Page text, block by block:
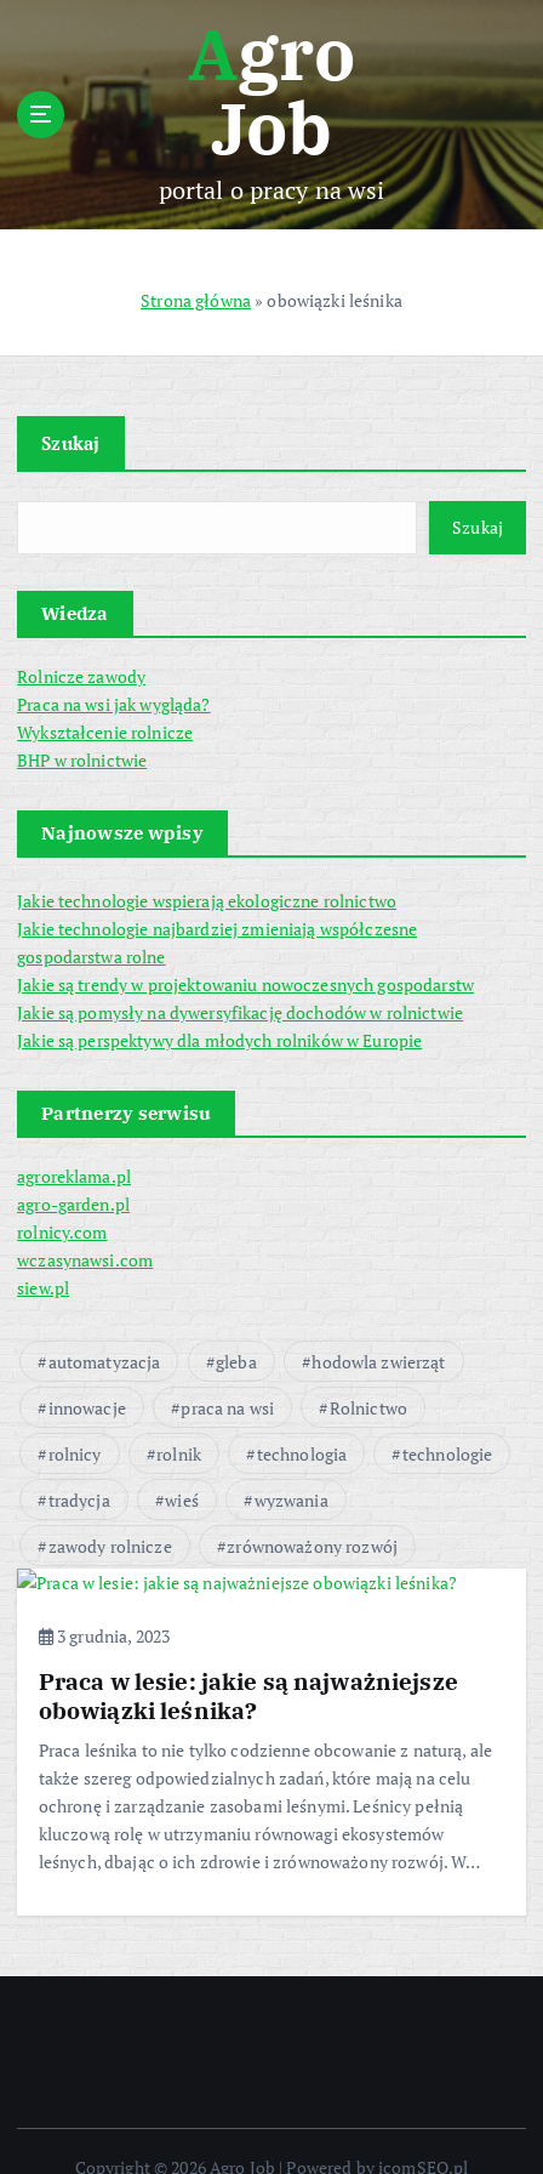
p
t
c
n
Agro
Job
portal o pracy na wsi
Strona główna »obowiązki leśnika
Szukaj
Szukaj
Wiedza
Rolnicze zawody
Praca na wsi jak wygląda?
Wykształcenie rolnicze
BHP w rolnictwie
Najnowsze wpisy
Jakie technologie wspierają ekologiczne rolnictwo
Jakie technologie najbardziej zmieniają współczesne
gospodarstwa rolne
Jakie są trendy w projektowaniu nowoczesnych gospodarstw
Jakie są pomysły na dywersyfikację dochodów w rolnictwie
Jakie są perspektywy dla młodych rolników w Europie
Partnerzy serwisu
agroreklama.pl
agro-garden.pl
rolnicy.com
wczasynawsi.com
siew.pl
automatyzacja gleba
hodowla zwierząt
innowacje
praca na wsi
Rolnictwo
rolnicy
rolnik technologia
technologie
tradycja
wieś
wyzwania
zawody rolnicze
zrównoważony rozwój
3 grudnia, 2023
Praca w lesie: jakie są najważniejsze
obowiązki leśnika?
Praca leśnika to nie tylko codzienne obcowanie z naturą, ale
także szereg odpowiedzialnych zadań, które mają na celu
ochronę i zarządzanie zasobami leśnymi. Leśnicy pełnią
kluczową rolę w utrzymaniu równowagi ekosystemów
leśnych, dbając o ich zdrowie i zrównoważony rozwój. W…
Copyright © 2026 Agro Job | Powered by icomSEO.pl